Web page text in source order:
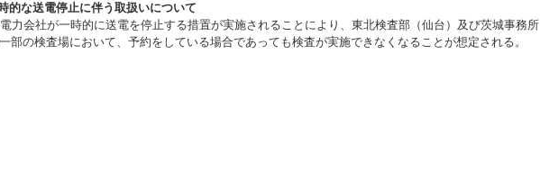
的な送電停止に伴う取扱いについて
力会社が一時的に送電を停止する措置が実施されることにより、東北検査部（仙台）及び茨城事務所
一部の検査場において、予約をしている場合であっても検査が実施できなくなることが想定される。